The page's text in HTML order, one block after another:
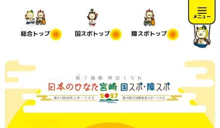
メニュー
総合トップ 国スポトップ 障スポトップ